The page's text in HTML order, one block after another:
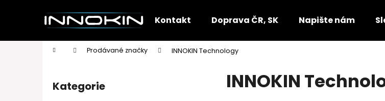
Kontakt Doprava ČR, SK Napište nám
Domů Prodávané značky INNOKIN Technology
Přeskočit
kategorie
Kategorie INNOKIN
í
Zpět
do
Zpět
do
Co potřebujete najít?